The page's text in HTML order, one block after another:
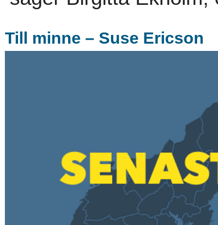
Till minne – Suse Ericson